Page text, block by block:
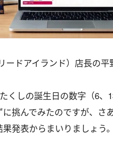
ドアイランド）店長の平
くしの誕生日の数字（6、
挑んでみたのですが、さ
発表からまいりましょう。